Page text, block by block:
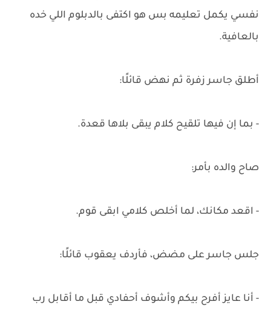
نفسي يكمل تعليمه بس هو اكتفى بالدبلوم اللي خده
بالعافية.
أطلق جاسر زفرة ثم نهض قائلًا:
- بما إن فيها تلقيح كلام يبقى بلاها قعدة.
صاح والده بأمر:
- اقعد مكانك، لما أخلص كلامي ابقى قوم.
جلس جاسر على مضض، فأردف يعقوب قائلًا:
- أنا عايز أفرح بيكم وأشوف أحفادي قبل ما أقابل رب